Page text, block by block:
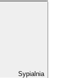
Sypialnia